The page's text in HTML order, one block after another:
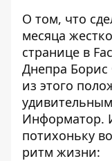
О том, что
месяца
странице в
Днепра Борис
из этого
Информатор.
потихоньку
ритм жизни: